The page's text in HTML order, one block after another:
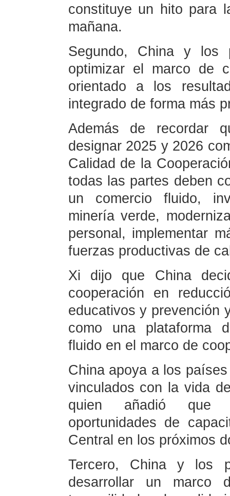
constituye un hito para
mañana.
Segundo, China y los
optimizar el marco de
orientado a los
integrado de forma más
Además de recordar
designar 2025 y 2026
Calidad de la
todas las partes deben
un comercio fluido,
minería verde,
personal, implementar
fuerzas productivas de
Xi dijo que China
cooperación en
educativos y prevención
como una plataforma
fluido en el marco de
China apoya a los
vinculados con la vida
quien añadió que
oportunidades de
Central en los próximos
Tercero, China y los
desarrollar un marco